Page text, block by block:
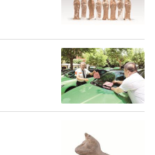
低温两次发酵酿制而
留了鲜木瓜中的有用
试验”确定出木瓜酒
涩爽口、醇和甘甜、